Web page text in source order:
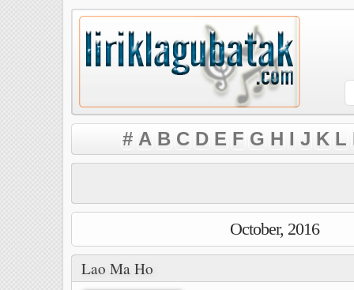
# A B C D E F G H I J K L
October, 2016
Lao Ma Ho